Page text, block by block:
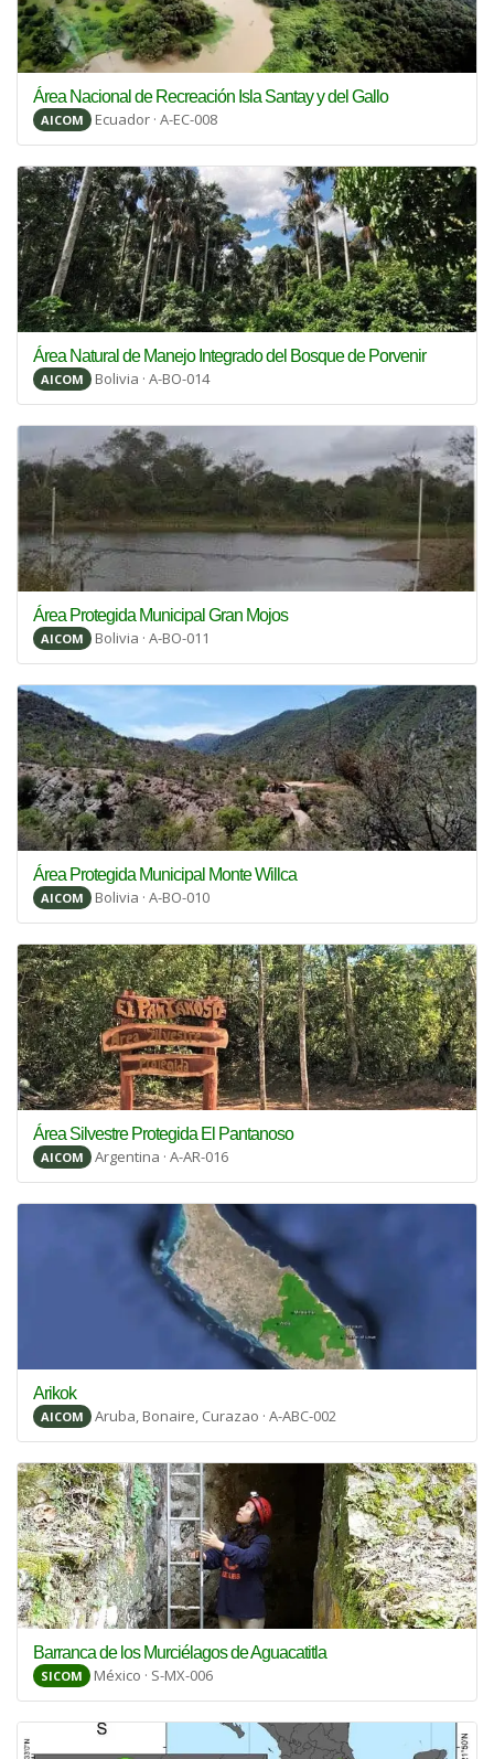
Área Nacional de Recreación Isla Santay y del Gallo
AICOM Ecuador · A-EC-008
Área Natural de Manejo Integrado del Bosque de Porvenir
AICOM Bolivia · A-BO-014
Área Protegida Municipal Gran Mojos
AICOM Bolivia · A-BO-011
Área Protegida Municipal Monte Willca
AICOM Bolivia · A-BO-010
Área Silvestre Protegida El Pantanoso
AICOM Argentina · A-AR-016
Arikok
AICOM Aruba, Bonaire, Curazao · A-ABC-002
Barranca de los Murciélagos de Aguacatitla
SICOM México · S-MX-006